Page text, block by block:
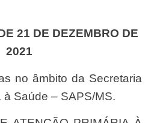
2021
Saúde – SAPS/MS.